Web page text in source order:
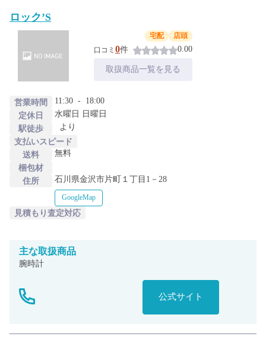
ロック’S
宅配
店頭
口コミ 0件 0.00
取扱商品一覧を見る
営業時間 11:30 - 18:00
定休日
水曜日 日曜日
駅徒歩
より
支払いスピード
送料
無料
梱包材
住所
石川県金沢市片町１丁目1－28
GoogleMap
見積もり査定対応
主な取扱商品
腕時計
公式サイト